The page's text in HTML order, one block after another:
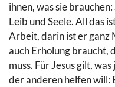
ihnen, was sie
Leib und Seele. All das
Arbeit, darin ist er ganz
auch Erholung braucht,
muss. Für Jesus gilt,
der anderen helfen will: